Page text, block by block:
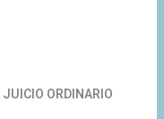
JUICIO ORDINARIO